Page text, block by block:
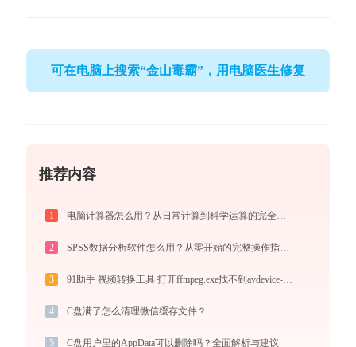
可在电脑上搜索“金山毒霸”，用电脑医生修复
推荐内容
1
2 SPSS数据分析软件怎么用？从零开始的完整操作指南（附实战案例）
3 91助手 视频转换工具 打开ffmpeg.exe找不到avdevice-58.dll怎么办
4 C盘满了怎么清理微信缓存文件？
5 C盘用户里的AppData可以删除吗？全面解析与建议